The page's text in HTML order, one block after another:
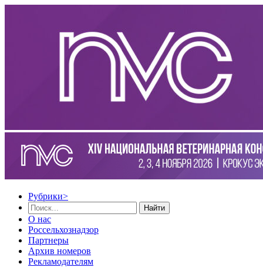
Рубрики>
Найти
О нас
Россельхознадзор
Партнеры
Архив номеров
Рекламодателям